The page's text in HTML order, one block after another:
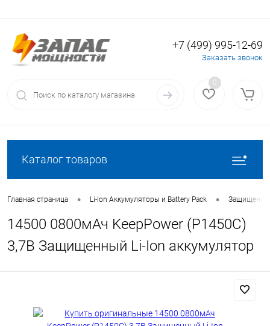
Вход Регистрация
+7 (499) 995-12-69
Заказать звонок
0
Каталог товаров
Главная страница • Li-Ion Аккумуляторы и Battery Pack •
14500 0800мАч KeepPower (P1450C)
3,7В Защищенный Li-Ion аккумулятор